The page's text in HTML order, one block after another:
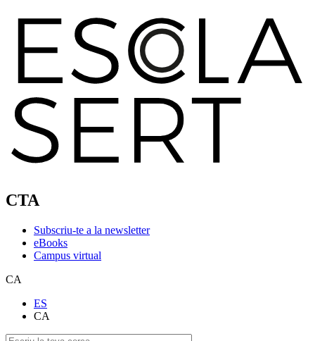
CTA
Subscriu-te a la newsletter
eBooks
Campus virtual
CA
ES
CA